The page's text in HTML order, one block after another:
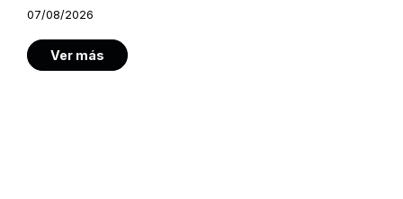
07/08/2026
Ver más